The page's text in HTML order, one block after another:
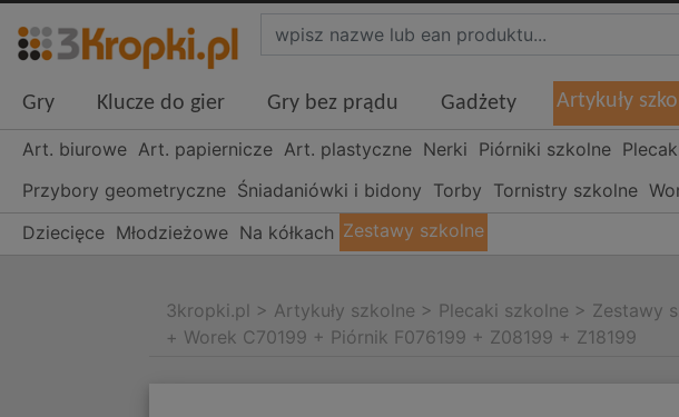
Gry Klucze do gier Gry bez prądu Gadżety Artykuły
Art. biurowe Art. papiernicze Art. plastyczne Nerki Piórniki szkolne
Przybory geometryczne Śniadaniówki i bidony Torby Tornistry szkolne
Dziecięce Młodzieżowe Na kółkach Zestawy szkolne
3kropki.pl > Artykuły szkolne > Plecaki szkolne > Zestawy
+ Worek C70199 + Piórnik F076199 + Z08199 + Z18199